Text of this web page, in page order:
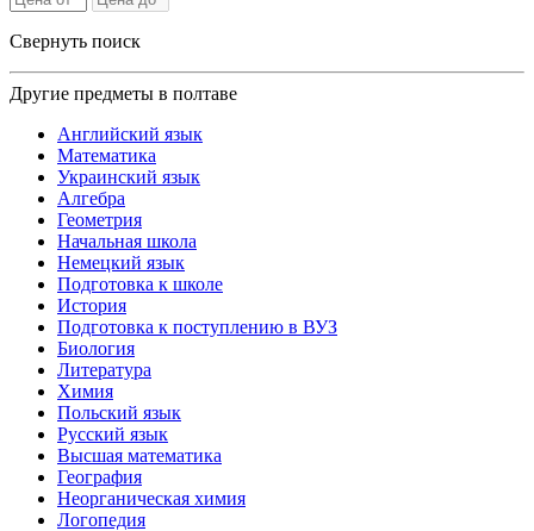
Свернуть поиск
Другие предметы в полтаве
Английский язык
Математика
Украинский язык
Алгебра
Геометрия
Начальная школа
Немецкий язык
Подготовка к школе
История
Подготовка к поступлению в ВУЗ
Биология
Литература
Химия
Польский язык
Русский язык
Высшая математика
География
Неорганическая химия
Логопедия